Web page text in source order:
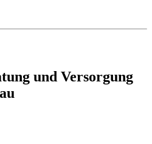
und Versorgung